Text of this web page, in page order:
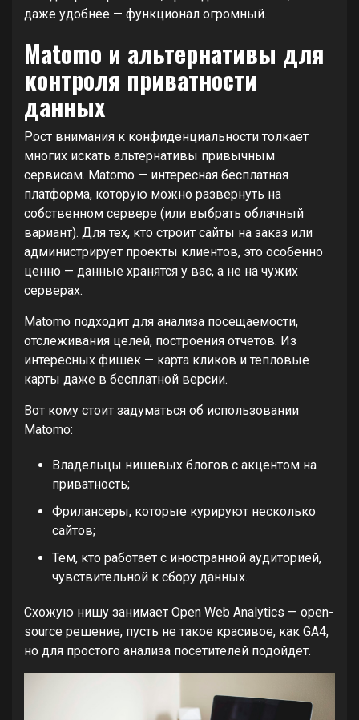
даже удобнее — функционал огромный.
Matomo и альтернативы для
контроля приватности
данных
Рост внимания к конфиденциальности толкает
многих искать альтернативы привычным
сервисам. Matomo — интересная бесплатная
платформа, которую можно развернуть на
собственном сервере (или выбрать облачный
вариант). Для тех, кто строит сайты на заказ или
администрирует проекты клиентов, это особенно
ценно — данные хранятся у вас, а не на чужих
серверах.
Matomo подходит для анализа посещаемости,
отслеживания целей, построения отчетов. Из
интересных фишек — карта кликов и тепловые
карты даже в бесплатной версии.
Вот кому стоит задуматься об использовании
Matomo:
Владельцы нишевых блогов с акцентом на
приватность;
Фрилансеры, которые курируют несколько
сайтов;
Тем, кто работает с иностранной аудиторией,
чувствительной к сбору данных.
Схожую нишу занимает Open Web Analytics — open-
source решение, пусть не такое красивое, как GA4,
но для простого анализа посетителей подойдет.